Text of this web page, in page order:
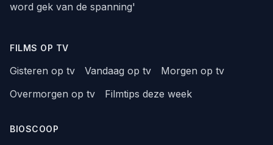
word gek van de spanning'
FILMS OP TV
Gisteren op tv Vandaag op tv
Morgen op tv
Overmorgen op tv
Filmtips deze week
BIOSCOOP